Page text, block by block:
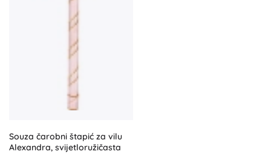
Souza čarobni štapić za vilu
Alexandra, svijetloružičasta